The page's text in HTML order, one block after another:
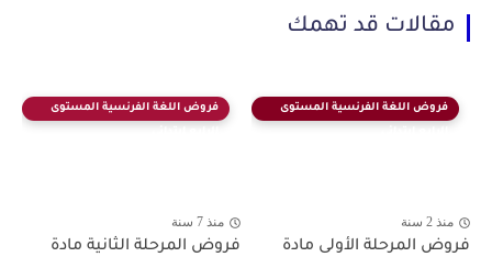
مقالات قد تهمك
فروض اللغة الفرنسية المستوى
منذ 2 سنة
فروض المرحلة الأولى مادة
فروض اللغة الفرنسية المستوى
منذ 7 سنة
فروض المرحلة الثانية مادة